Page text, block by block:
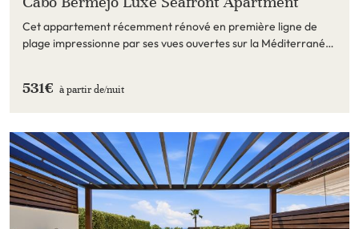
Cet appartement récemment rénové en première ligne de
plage impressionne par ses vues ouvertes sur la Méditerranée
531€ à partir de/nuit